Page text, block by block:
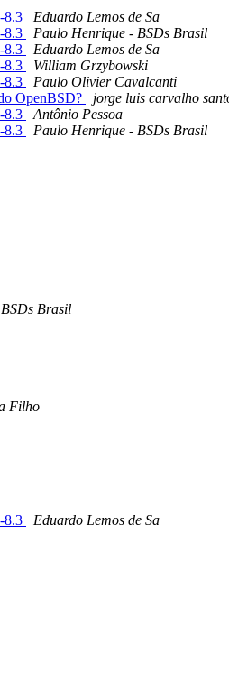
8.3
Eduardo Lemos de Sa
8.3
Paulo Henrique - BSDs Brasil
8.3
Eduardo Lemos de Sa
8.3
William Grzybowski
8.3
Paulo Olivier Cavalcanti
OpenBSD?
jorge luis carvalho
8.3
Antônio Pessoa
8.3
Paulo Henrique - BSDs Brasil
Brasil
Filho
8.3
Eduardo Lemos de Sa